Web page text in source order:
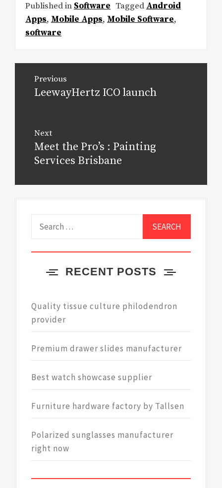
Published in Software Tagged Android
Apps, Mobile Apps, Mobile Software,
software
navigation
Previous
Previous
LeewayHertz ICO launch
Next
Next
post:
Meet the Pro’s : Painting
Services Brisbane
RECENT POSTS
Quality tissue culture philodendron
provider
Premium drawer slides manufacturer
Best watch showcase supplier
Furniture hardware factory by Tallsen
Polarized sunglasses manufacturer
right now